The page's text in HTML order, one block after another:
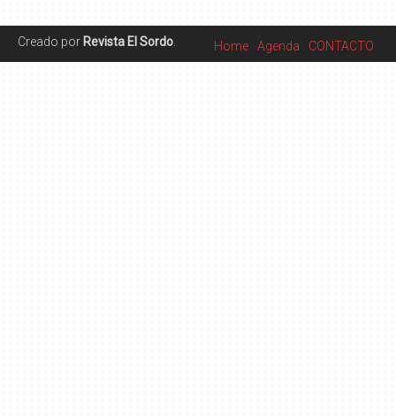
Creado por Revista El Sordo Home Agenda CONTACTO